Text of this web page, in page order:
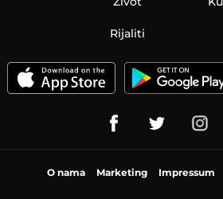
Rijaliti
O nama Marketing Impressum